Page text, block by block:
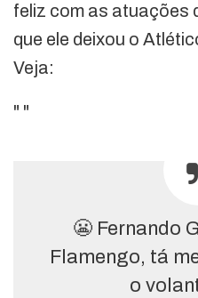
feliz com as atuações
que ele deixou o
Veja:
" "
😬 Fernando
Flamengo, tá
o